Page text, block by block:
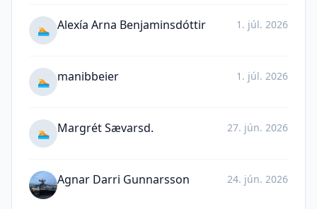
🏊 Alexía Arna Benjaminsdóttir 1. júl. 2026
🏊 manibbeier 1. júl. 2026
🏊 Margrét Sævarsd. 27. jún. 2026
Agnar Darri Gunnarsson 24. jún. 2026